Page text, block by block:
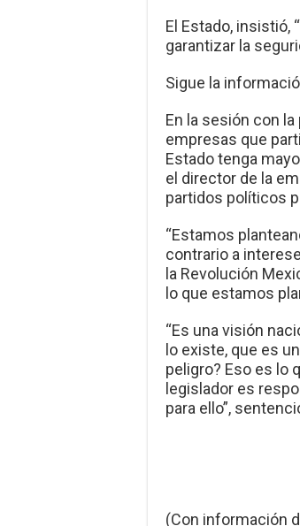
El Estado, insistió,
garantizar la
Sigue la
En la sesión con
empresas que
Estado tenga
el director de la
partidos políticos
“Estamos
contrario a
la Revolución
lo que estamos
“Es una visión
lo existe, que es
peligro? Eso es lo
legislador es
para ello”,
(Con información